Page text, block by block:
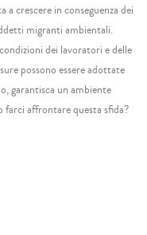
crescere in conseguenza dei
migranti ambientali.
dei lavoratori e delle
possono essere adottate
garantisca un ambiente
farci affrontare questa sfida?